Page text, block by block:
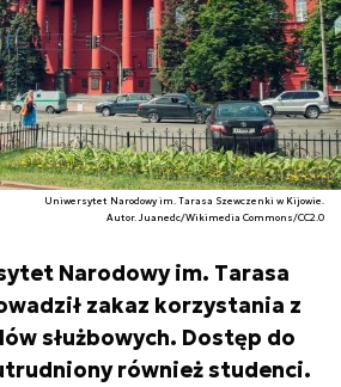
Uniwersytet Narodowy im. Tarasa Szewczenki w Kijowie.
Autor. Juanedc/Wikimedia Commons/CC2.0
Narodowy im. Tarasa
zakaz korzystania z
służbowych. Dostęp do
również studenci.